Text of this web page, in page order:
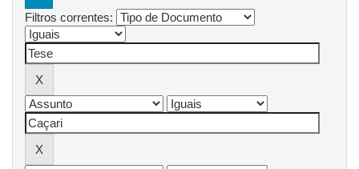
Filtros correntes: